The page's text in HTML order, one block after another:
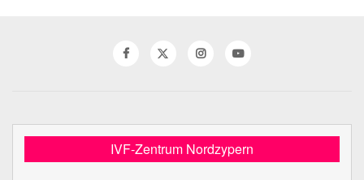
IVF-Zentrum Nordzypern